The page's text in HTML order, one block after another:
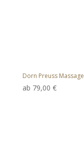
Dorn Preuss Massage
ab 79,00 €